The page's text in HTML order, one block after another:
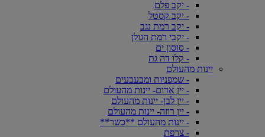
- יקב פלם
- יקב קסטל
- יקב רמת נגב
- יקבי רמת הגולן
- סוסון ים
- קלו דה גת
יינות מהעולם
- שמפניות ומבעבעים
- יין אדום- יינות מהעולם
- יין לבן- יינות מהעולם
- יין רוזה- יינות מהעולם
- יינות מהעולם **כשר**
- צרפת